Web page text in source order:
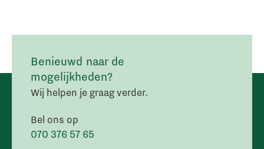
Benieuwd naar de
mogelijkheden?
Wij helpen je graag verder.
Bel ons op
070 376 57 65